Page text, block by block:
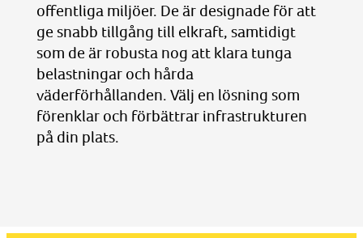
offentliga miljöer. De är designade för att
ge snabb tillgång till elkraft, samtidigt
som de är robusta nog att klara tunga
belastningar och hårda
väderförhållanden. Välj en lösning som
förenklar och förbättrar infrastrukturen
på din plats.